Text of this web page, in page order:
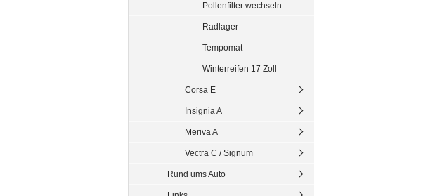
Pollenfilter wechseln
Radlager
Tempomat
Winterreifen 17 Zoll
Corsa E
Insignia A
Meriva A
Vectra C / Signum
Rund ums Auto